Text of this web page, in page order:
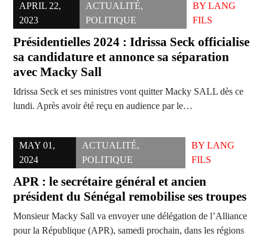
APRIL 22,
2023
ACTUALITÉ,
POLITIQUE
BYLANG
FILS
Présidentielles 2024 : Idrissa Seck officialise
sa candidature et annonce sa séparation
avec Macky Sall
Idrissa Seck et ses ministres vont quitter Macky SALL dès ce
lundi. Après avoir été reçu en audience par le…
MAY 01,
2024
ACTUALITÉ,
POLITIQUE
BY LANG
FILS
APR : le secrétaire général et ancien
président du Sénégal remobilise ses troupes
Monsieur Macky Sall va envoyer une délégation de l’Alliance
pour la République (APR), samedi prochain, dans les régions